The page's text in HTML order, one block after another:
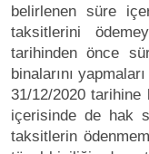
belirlenen süre
taksitlerini
tarihinden önce
binalarını
31/12/2020
içerisinde de hak
taksitlerin